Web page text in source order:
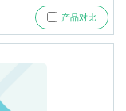
产品对比